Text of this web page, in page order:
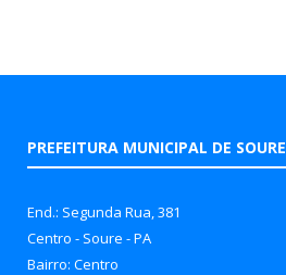
PREFEITURA MUNICIPAL DE SOURE
End.: Segunda Rua, 381
Centro - Soure - PA
Bairro: Centro